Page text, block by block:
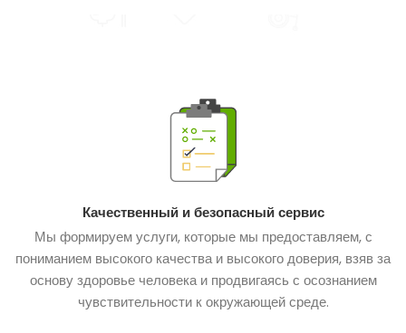
Качественный и безопасный сервис
Мы формируем услуги, которые мы предоставляем, с
пониманием высокого качества и высокого доверия, взяв за
основу здоровье человека и продвигаясь с осознанием
чувствительности к окружающей среде.